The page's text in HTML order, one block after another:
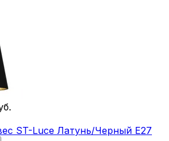
ST-Luce Латунь/Черный E27